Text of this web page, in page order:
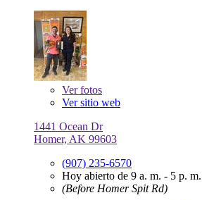
Verfotos
Ver sitio web
1441 Ocean Dr
Homer, AK 99603
(907) 235-6570
Hoy abierto de 9 a. m. - 5 p. m.
(Before Homer Spit Rd)